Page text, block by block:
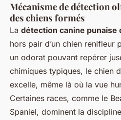
Mécanisme de détection
des chiens formés
La détection canine punaise
hors pair d’un chien renifleur
un odorat pouvant repérer
chimiques typiques, le chien
excelle, même là où la vue
Certaines races, comme le
Spaniel, dominent la